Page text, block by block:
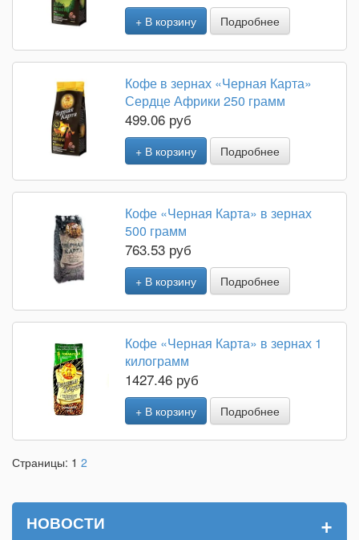
+ В корзину Подробнее
Кофе в зернах «Черная Карта»
Сердце Африки 250 грамм
499.06 руб
+ В корзину Подробнее
Кофе «Черная Карта» в зернах
500 грамм
763.53 руб
+ В корзину Подробнее
Кофе «Черная Карта» в зернах 1
килограмм
1427.46 руб
+ В корзину Подробнее
Страницы: 1 2
НОВОСТИ +